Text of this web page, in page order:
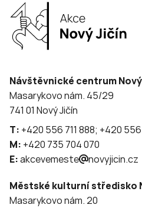
Návštěvnické centrum
Masarykovo nám. 45/29
741 01 Nový Jičín
T: +420 556 711 888; +420
M: +420 735 704 070
E:akcevemeste novyjicin.cz
Městské kulturní středisko
Masarykovo nám. 20